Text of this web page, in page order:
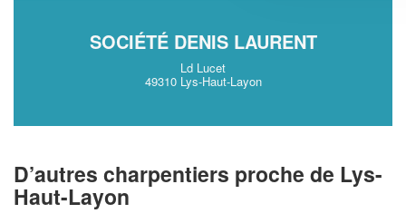
SOCIÉTÉ DENIS LAURENT
Ld Lucet
49310 Lys-Haut-Layon
D’autres charpentiers proche de Lys-
Haut-Layon